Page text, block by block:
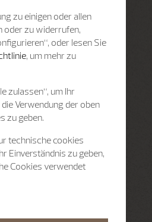
zu einigen oder allen
oder zu widerrufen,
oder lesen Sie
, um mehr zu
zulassen“, um Ihr
Verwendung der oben
zu geben.
technische cookies
Einverständnis zu geben,
Cookies verwendet